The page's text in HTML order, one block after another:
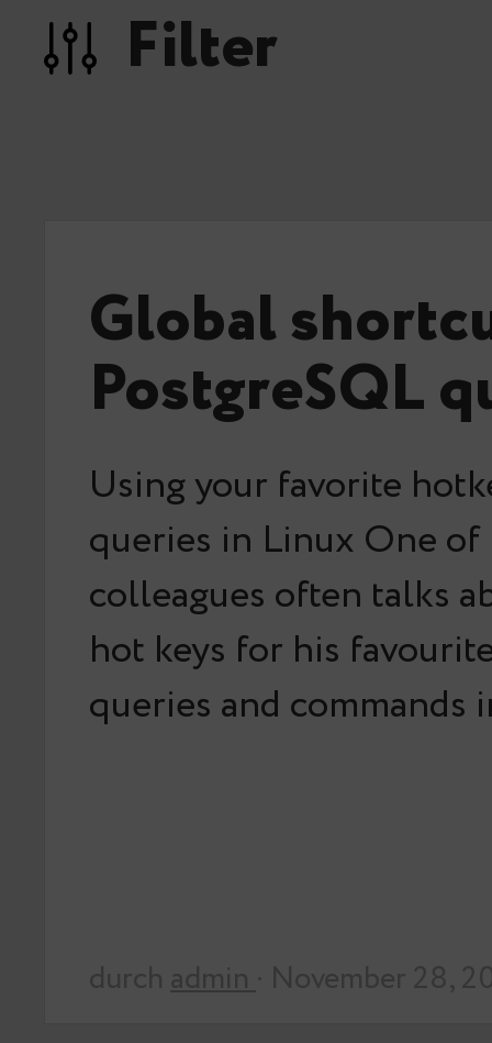
Filter
Global
PostgreSQL
Using your favorite
queries in Linux One of
colleagues often talks
hot keys for his
queries and